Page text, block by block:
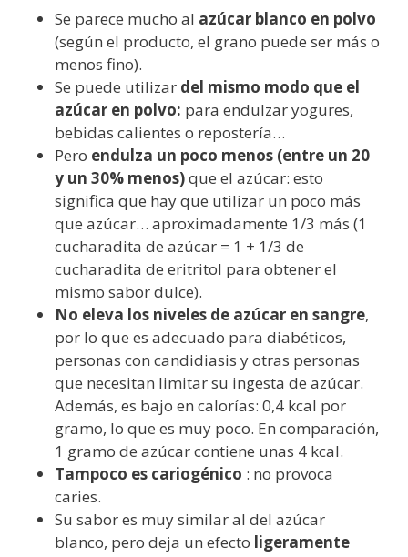
Se parece mucho al azúcar blanco en polvo
(según el producto, el grano puede ser más o
menos fino).
Se puede utilizar del mismo modo que el
azúcar en polvo: para endulzar yogures,
bebidas calientes o repostería…
Pero endulza un poco menos (entre un 20
y un 30% menos)que el azúcar: esto
significa que hay que utilizar un poco más
que azúcar… aproximadamente 1/3 más (1
cucharadita de azúcar = 1 + 1/3 de
cucharadita de eritritol para obtener el
mismo sabor dulce).
No eleva los niveles de azúcar en sangre,
por lo que es adecuado para diabéticos,
personas con candidiasis y otras personas
que necesitan limitar su ingesta de azúcar.
Además, es bajo en calorías: 0,4 kcal por
gramo, lo que es muy poco. En comparación,
1 gramo de azúcar contiene unas 4 kcal.
Tampoco es cariogénico : no provoca
caries.
Su sabor es muy similar al del azúcar
blanco, pero deja un efecto ligeramente